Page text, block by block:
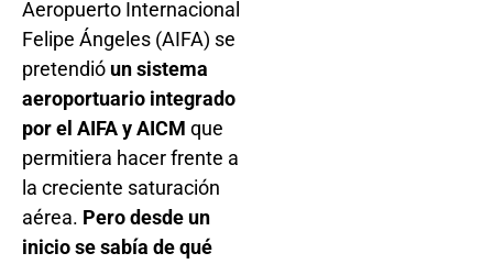
Aeropuerto Internacional
Felipe Ángeles (AIFA) se
pretendió un sistema
aeroportuario integrado
por el AIFA y AICM que
permitiera hacer frente a
la creciente saturación
aérea. Pero desde un
inicio se sabía de qué